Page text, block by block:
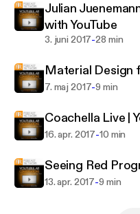
Julian
with YouTube
3. juni 2017-28 min
Material Design
7. maj 2017-9 min
Coachella Live |
16. apr. 2017-10 min
Seeing Red
13. apr. 2017-9 min